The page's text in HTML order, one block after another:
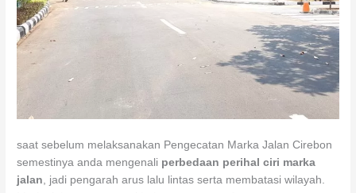
saat sebelum melaksanakan Pengecatan Marka Jalan Cirebon
semestinya anda mengenali perbedaan perihal ciri marka
jalan , jadi pengarah arus lalu lintas serta membatasi wilayah.